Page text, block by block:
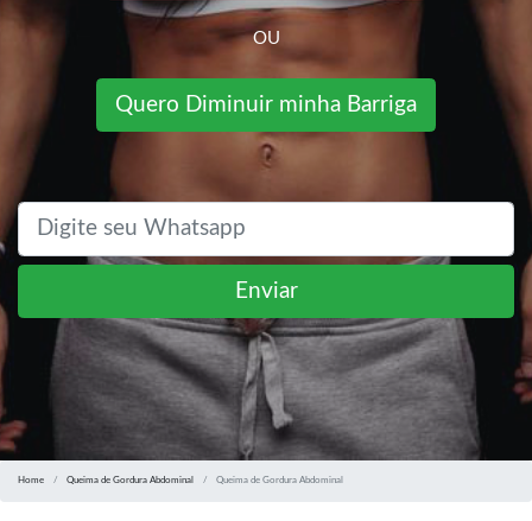
OU
Quero Diminuir minha Barriga
Enviar
Home Queima de Gordura Abdominal Queima de Gordura Abdominal